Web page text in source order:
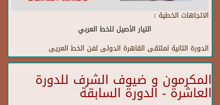
الاتجاهات الخطية :
التيار الأصيل للخط العربي
الدورة الثانية لملتقى القاهرة الدولى لفن الخط العريى
المكرمون و ضيوف الشرف للدورة
العاشرة - الدورة السابقة